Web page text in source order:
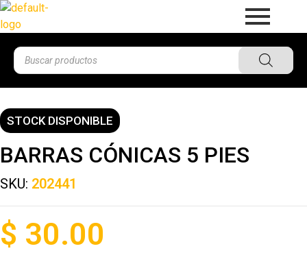
STOCK DISPONIBLE
BARRAS CÓNICAS 5 PIES
SKU: 202441
$ 30.00